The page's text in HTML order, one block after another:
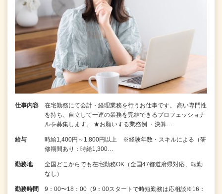
仕事内容
在宅勤務にて会計・経理業務を行うお仕事です。 高い専門性
を持ち、自立して一連の業務を完結できるプロフェッショナ
ルを募集します。 ★お願いする業務例 ・決算…
給与
時給1,400円～1,800円以上 ※経験年数・スキルによる（研
修期間あり：時給1,300…
勤務地
全国どこからでも在宅勤務OK（全国47都道府県対応、転勤
なし）
勤務時間
9：00〜18：00（9：00スタートで時短勤務は応相談※16：